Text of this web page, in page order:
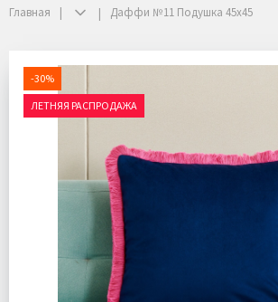
Главная Даффи №11 Подушка 45х45
-30%
ЛЕТНЯЯ РАСПРОДАЖА